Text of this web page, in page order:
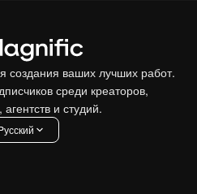
создания ваших лучших работ.
среди креаторов,
и студий.